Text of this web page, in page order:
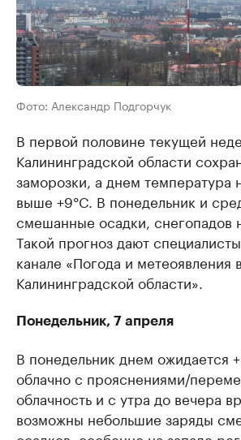
Фото: Александр Подгорчук
В первой половине текущей
Калининградской области
заморозки, а днем температура
выше +9°C. В понедельник и
смешанные осадки, снегопадов
Такой прогноз дают
канале «Погода и метеоявления в
Калининградской области».
Понедельник, 7 апреля
В понедельник днем ожидается
облачно с прояснениями/
облачность и с утра до вечера
возможны небольшие заряды